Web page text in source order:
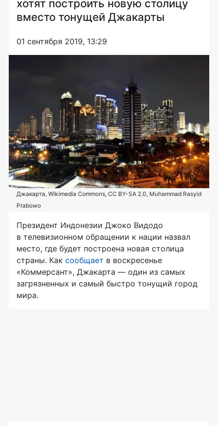
хотят построить новую столицу
вместо тонущей Джакарты
01 сентября 2019, 13:29
Джакарта, Wikimedia Commons, CC BY-SA 2.0, Muhammad Rasyid
Prabowo
Президент Индонезии Джоко Видодо
в телевизионном обращении к нации назвал
место, где будет построена новая столица
страны. Как сообщает в воскресенье
«Коммерсант», Джакарта — один из самых
загрязненных и самый быстро тонущий город
мира.